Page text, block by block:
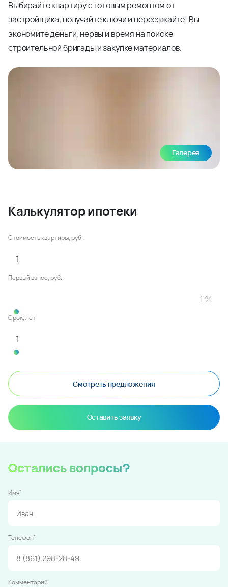
Выбирайте квартиру с готовым ремонтом от
застройщика, получайте ключи и переезжайте! Вы
экономите деньги, нервы и время на поиске
строительной бригады и закупке материалов.
Галерея
Калькулятор ипотеки
Стоимость квартиры, руб.
Первый взнос, руб.
Срок, лет
Смотреть предложения
Оставить заявку
Остались вопросы?
Имя*
Телефон*
Комментарий